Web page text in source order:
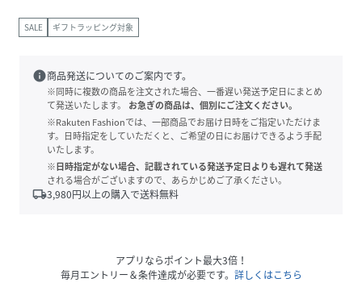
SALE ギフトラッピング対象
info商品発送についてのご案内です。
※同時に複数の商品を注文された場合、一番遅い発送予定日にまとめ
て発送いたします。
お急ぎの商品は、個別にご注文ください。
※Rakuten Fashionでは、一部商品でお届け日時をご指定いただけま
す。日時指定をしていただくと、ご希望の日にお届けできるよう手配
いたします。
※日時指定がない場合、記載されている発送予定日よりも遅れて発送
される場合がございますので、あらかじめご了承ください。
local_shipping3,980円以上の購入で送料無料
アプリならポイント最大3倍！
毎月エントリー＆条件達成が必要です。 詳しくはこちら